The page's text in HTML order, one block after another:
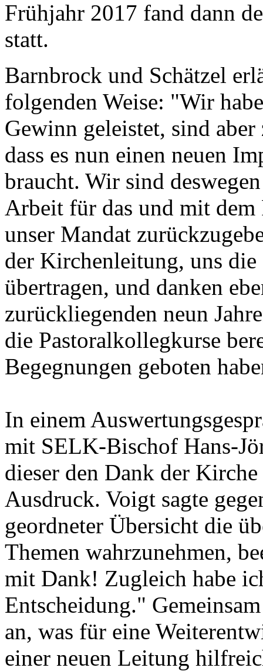
Frühjahr 2017 fand dann
statt.
Barnbrock und Schätzel
folgenden Weise: "Wir
Gewinn geleistet, sind
dass es nun einen neuen
braucht. Wir sind
Arbeit für das und mit dem
unser Mandat
der Kirchenleitung, uns
übertragen, und danken
zurückliegenden neun
die Pastoralkollegkurse
Begegnungen geboten
In einem
mit SELK-Bischof Hans-
dieser den Dank der
Ausdruck. Voigt sagte
geordneter Übersicht die
Themen wahrzunehmen,
mit Dank! Zugleich habe
Entscheidung."
an, was für eine
einer neuen Leitung